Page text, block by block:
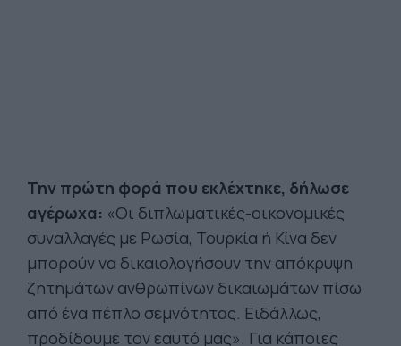
Την πρώτη φορά που εκλέχτηκε, δήλωσε
αγέρωχα: «Οι διπλωματικές-οικονομικές
συναλλαγές με Ρωσία, Τουρκία ή Κίνα δεν
μπορούν να δικαιολογήσουν την απόκρυψη
ζητημάτων ανθρωπίνων δικαιωμάτων πίσω
από ένα πέπλο σεμνότητας. Ειδάλλως,
προδίδουμε τον εαυτό μας». Για κάποιες